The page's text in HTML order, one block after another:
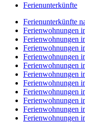
Ferienunterkünfte
Ferienunterkünfte
Ferienwohnungen
Ferienwohnungen
Ferienwohnungen
Ferienwohnungen
Ferienwohnungen
Ferienwohnungen
Ferienwohnungen
Ferienwohnungen
Ferienwohnungen
Ferienwohnungen
Ferienwohnungen